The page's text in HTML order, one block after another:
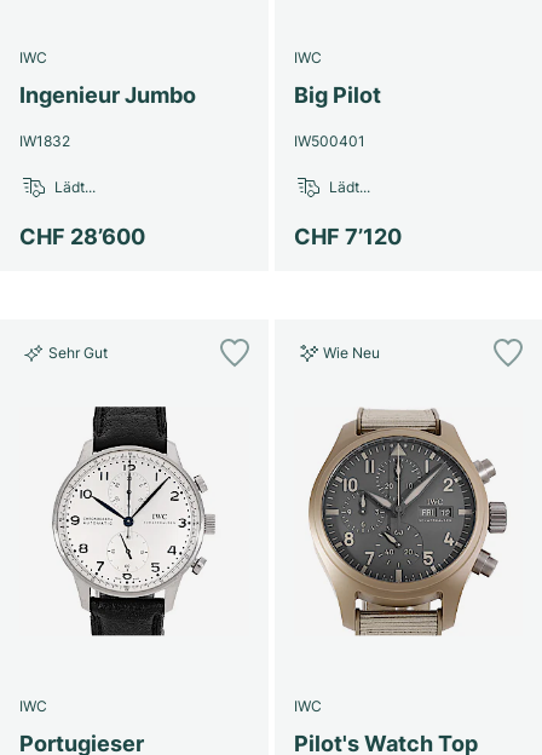
IWC
Ingenieur Jumbo
IW1832
CHF 28’600
Lädt...
IWC
Big Pilot
IW500401
CHF 7’120
Lädt...
Sehr Gut
IWC
Portugieser
Wie Neu
IWC
Pilot's Watch Top